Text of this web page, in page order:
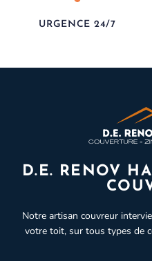
URGENCE 24/7
D.E. RENOV
Notre artisan couvreur
votre toit, sur tous types de